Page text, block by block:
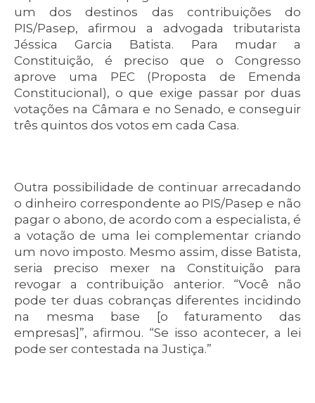
um dos destinos das contribuições do
PIS/Pasep, afirmou a advogada tributarista
Jéssica Garcia Batista. Para mudar a
Constituição, é preciso que o Congresso
aprove uma PEC (Proposta de Emenda
Constitucional), o que exige passar por duas
votações na Câmara e no Senado, e conseguir
três quintos dos votos em cada Casa.
Outra possibilidade de continuar arrecadando
o dinheiro correspondente ao PIS/Pasep e não
pagar o abono, de acordo com a especialista, é
a votação de uma lei complementar criando
um novo imposto. Mesmo assim, disse Batista,
seria preciso mexer na Constituição para
revogar a contribuição anterior. “Você não
pode ter duas cobranças diferentes incidindo
na mesma base [o faturamento das
empresas]”, afirmou. “Se isso acontecer, a lei
pode ser contestada na Justiça.”